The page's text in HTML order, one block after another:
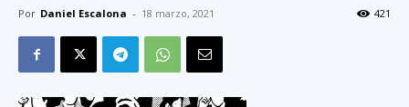
Por Daniel Escalona - 18 marzo, 2021 421